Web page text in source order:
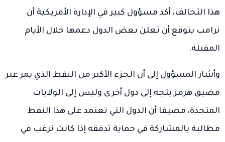
هذا التحالف، أكد مسؤول كبير في الإدارة الأمريكية أن
ترامب يتوقع أن تعلن بعض الدول دعمها خلال الأيام
المقبلة.
وأشار المسؤول إلى أن الجزء الأكبر من النفط الذي يمر عبر
مضيق هرمز يتجه إلى دول أخرى وليس إلى الولايات
المتحدة، مضيفا أن الدول التي تعتمد على هذا النفط
مطالبة بالمشاركة في حماية تدفقه إذا كانت ترغب في